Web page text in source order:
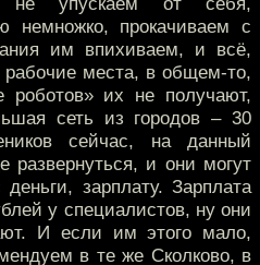
немножко, прокачиваем с
им впихиваем, и всё,
места, в общем-то,
их не получают,
сеть из городов – 30
сейчас, на данный
развернуться, и они могут
зарплату. Зарплата
у специалистов, ну они
И если им этого мало,
в те же Сколково, в